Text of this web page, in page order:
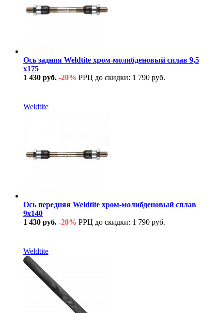
Ось задняя Weldtite хром-молибденовый сплав 9,5
х175
1 430 руб. -20% РРЦ до скидки: 1 790 руб.
Weldtite
Ось передняя Weldtite хром-молибденовый сплав
9х140
1 430 руб. -20% РРЦ до скидки: 1 790 руб.
Weldtite